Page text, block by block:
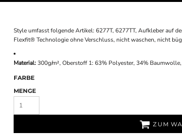
Style umfasst folgende Artikel: 6277T, 6277TT, Aufkleber auf
Flexfit® Technologie ohne Verschluss, nicht waschen, nicht
Material:300g/m², Oberstoff 1: 63% Polyester, 34%
FARBE
MENGE
ZUM